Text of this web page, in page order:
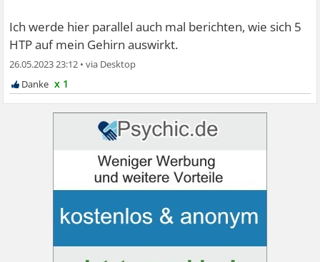
Ich werde hier parallel auch mal berichten, wie sich 5
HTP auf mein Gehirn auswirkt.
26.05.2023 23:12 •
x 1